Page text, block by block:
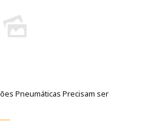
Pneumáticas Precisam ser